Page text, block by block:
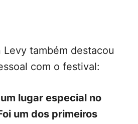
Levy também destacou
com o festival:
lugar especial no
um dos primeiros